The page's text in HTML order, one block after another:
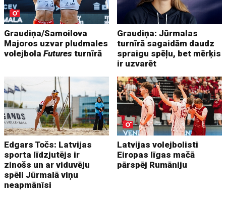
Graudiņa/Samoilova
Majoros uzvar pludmales
volejbolaFutures turnīrā
Graudiņa: Jūrmalas
turnīrā sagaidām daudz
spraigu spēļu, bet mērķis
ir uzvarēt
Edgars Točs: Latvijas
sporta līdzjutējs ir
zinošs un ar viduvēju
spēli Jūrmalā viņu
neapmānīsi
Latvijas volejbolisti
Eiropas līgas mačā
pārspēj Rumāniju